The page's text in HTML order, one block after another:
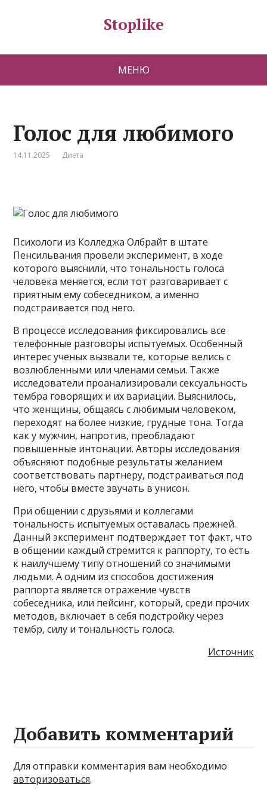
Stoplike
МЕНЮ
Голос для любимого
14.11.2025 Диета
Психологи из Колледжа Олбрайт в штате
Пенсильвания провели эксперимент, в ходе
которого выяснили, что тональность голоса
человека меняется, если тот разговаривает с
приятным ему собеседником, а именно
подстраивается под него.
В процессе исследования фиксировались все
телефонные разговоры испытуемых. Особенный
интерес ученых вызвали те, которые велись с
возлюбленными или членами семьи. Также
исследователи проанализировали сексуальность
тембра говорящих и их вариации. Выяснилось,
что женщины, общаясь с любимым человеком,
переходят на более низкие, грудные тона. Тогда
как у мужчин, напротив, преобладают
повышенные интонации. Авторы исследования
объясняют подобные результаты желанием
соответствовать партнеру, подстраиваться под
него, чтобы вместе звучать в унисон.
При общении с друзьями и коллегами
тональность испытуемых оставалась прежней.
Данный эксперимент подтверждает тот факт, что
в общении каждый стремится к раппорту, то есть
к наилучшему типу отношений со значимыми
людьми. А одним из способов достижения
раппорта является отражение чувств
собеседника, или пейсинг, который, среди прочих
методов, включает в себя подстройку через
тембр, силу и тональность голоса.
Источник
Добавить комментарий
Для отправки комментария вам необходимо
авторизоваться.